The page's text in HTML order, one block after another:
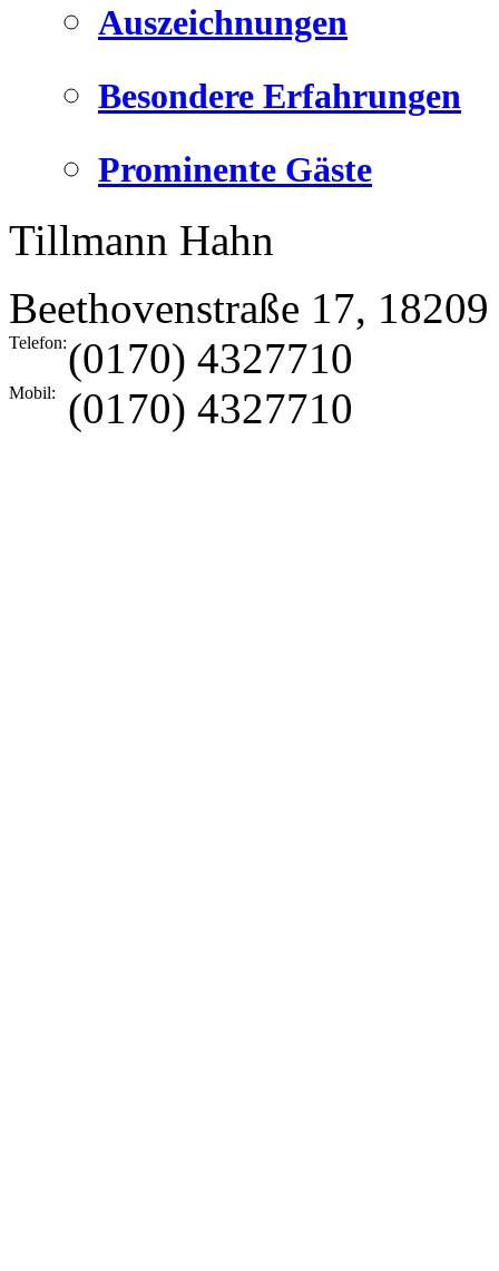
Auszeichnungen
Besondere Erfahrungen
Prominente Gäste
Tillmann Hahn
Beethovenstraße 17, 18209
Telefon:(0170) 4327710
Mobil: (0170) 4327710